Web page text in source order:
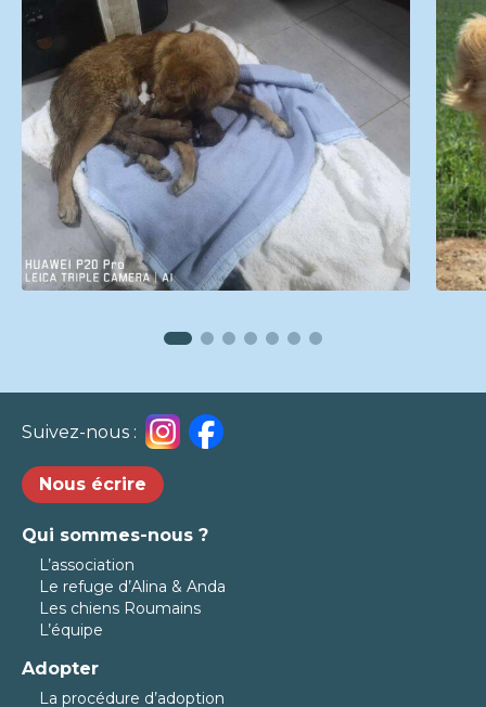
Suivez-nous :
Nous écrire
Qui sommes-nous ?
L’association
Le refuge d’Alina & Anda
Les chiens Roumains
L’équipe
Adopter
La procédure d’adoption